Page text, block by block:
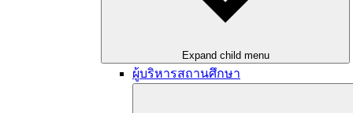
Expand child menu
ผู้บริหารสถานศึกษา